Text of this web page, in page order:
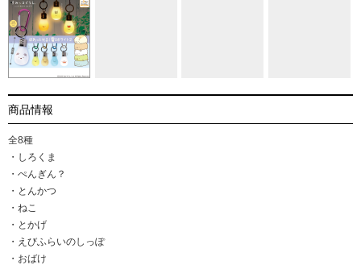
商品情報
全8種
・しろくま
・ぺんぎん？
・とんかつ
・ねこ
・とかげ
・えびふらいのしっぽ
・おばけ